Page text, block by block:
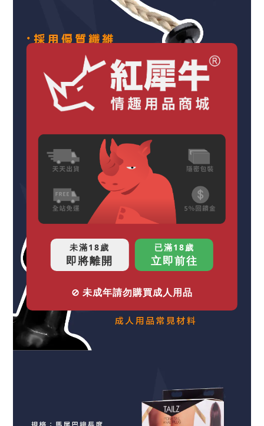
未滿18歲
即將離開
已滿18歲
立即前往
⊘ 未成年請勿購買成人用品